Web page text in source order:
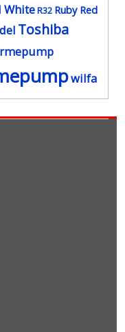
WhiteR32 Ruby Red
Toshiba
wilfa